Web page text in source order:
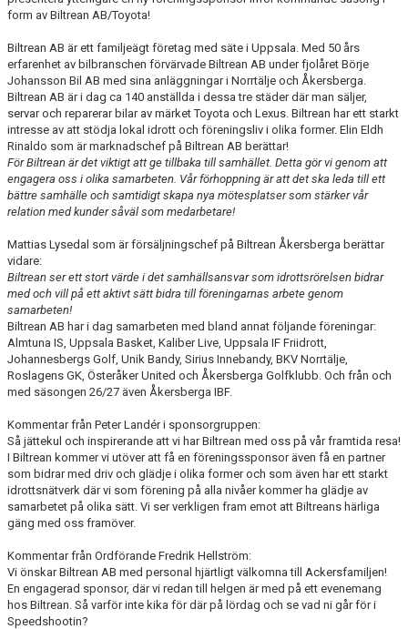
DOKUMENT
ACKERSCAMP
ACKERSTV
BÖRJA SPELA
PROVA PÅ
form av Biltrean AB/Toyota!
Biltrean AB är ett familjeägt företag med säte i Uppsala. Med 50 års
erfarenhet av bilbranschen förvärvade Biltrean AB under fjolåret Börje
Johansson Bil AB med sina anläggningar i Norrtälje och Åkersberga.
Biltrean AB är i dag ca 140 anställda i dessa tre städer där man säljer,
servar och reparerar bilar av märket Toyota och Lexus. Biltrean har ett starkt
intresse av att stödja lokal idrott och föreningsliv i olika former. Elin Eldh
Rinaldo som är marknadschef på Biltrean AB berättar!
För Biltrean är det viktigt att ge tillbaka till samhället. Detta gör vi genom att
engagera oss i olika samarbeten. Vår förhoppning är att det ska leda till ett
bättre samhälle och samtidigt skapa nya mötesplatser som stärker vår
relation med kunder såväl som medarbetare!
Mattias Lysedal som är försäljningschef på Biltrean Åkersberga berättar
vidare:
Biltrean ser ett stort värde i det samhällsansvar som idrottsrörelsen bidrar
med och vill på ett aktivt sätt bidra till föreningarnas arbete genom
samarbeten!
Biltrean AB har i dag samarbeten med bland annat följande föreningar:
Almtuna IS, Uppsala Basket, Kaliber Live, Uppsala IF Friidrott,
Johannesbergs Golf, Unik Bandy, Sirius Innebandy, BKV Norrtälje,
Roslagens GK, Österåker United och Åkersberga Golfklubb. Och från och
med säsongen 26/27 även Åkersberga IBF.
Kommentar från Peter Landér i sponsorgruppen:
Så jättekul och inspirerande att vi har Biltrean med oss på vår framtida resa!
I Biltrean kommer vi utöver att få en föreningssponsor även få en partner
som bidrar med driv och glädje i olika former och som även har ett starkt
idrottsnätverk där vi som förening på alla nivåer kommer ha glädje av
samarbetet på olika sätt. Vi ser verkligen fram emot att Biltreans härliga
gäng med oss framöver.
Kommentar från Ordförande Fredrik Hellström:
Vi önskar Biltrean AB med personal hjärtligt välkomna till Ackersfamiljen!
En engagerad sponsor, där vi redan till helgen är med på ett evenemang
hos Biltrean. Så varför inte kika för där på lördag och se vad ni går för i
Speedshootin?